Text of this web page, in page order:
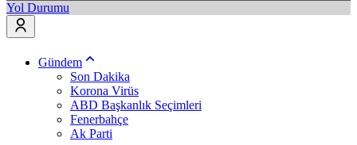
Yol Durumu
Gündem
Son Dakika
Korona Virüs
ABD Başkanlık Seçimleri
Fenerbahçe
Ak Parti